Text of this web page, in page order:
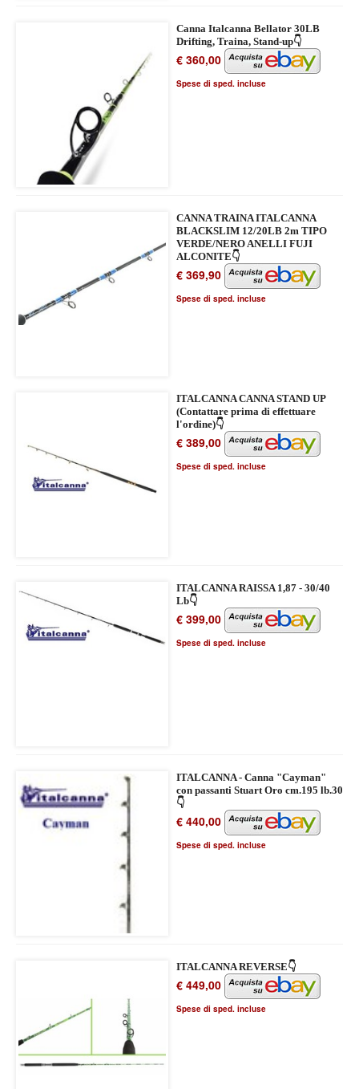
Canna Italcanna Bellator 30LB
Drifting, Traina, Stand-up👇
€ 360,00
Spese di sped. incluse
CANNA TRAINA ITALCANNA
BLACKSLIM 12/20LB 2m TIPO
VERDE/NERO ANELLI FUJI
ALCONITE👇
€ 369,90
Spese di sped. incluse
ITALCANNA CANNA STAND UP
(Contattare prima di effettuare
l'ordine)👇
€ 389,00
Spese di sped. incluse
ITALCANNA RAISSA 1,87 - 30/40
Lb👇
€ 399,00
Spese di sped. incluse
ITALCANNA - Canna "Cayman"
con passanti Stuart Oro cm.195 lb.30
👇
€ 440,00
Spese di sped. incluse
ITALCANNA REVERSE👇
€ 449,00
Spese di sped. incluse